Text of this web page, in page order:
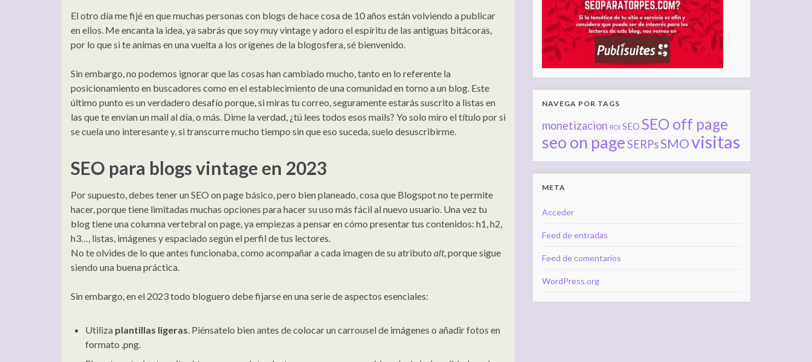
El otro día me fijé en que muchas personas con blogs de hace cosa de 10 años están volviendo a publicar
en ellos. Me encanta la idea, ya sabrás que soy muy vintage y adoro el espíritu de las antiguas bitácoras,
por lo que si te animas en una vuelta a los orígenes de la blogosfera, sé bienvenido.
Sin embargo, no podemos ignorar que las cosas han cambiado mucho, tanto en lo referente la
posicionamiento en buscadores como en el establecimiento de una comunidad en torno a un blog. Este
último punto es un verdadero desafío porque, si miras tu correo, seguramente estarás suscrito a listas en
las que te envían un mail al día, o más. Dime la verdad, ¿tú lees todos esos mails? Yo solo miro el título por si
se cuela uno interesante y, si transcurre mucho tiempo sin que eso suceda, suelo desuscribirme.
SEO para blogs vintage en 2023
Por supuesto, debes tener un SEO on page básico, pero bien planeado, cosa que Blogspot no te permite
hacer, porque tiene limitadas muchas opciones para hacer su uso más fácil al nuevo usuario. Una vez tu
blog tiene una columna vertebral on page, ya empiezas a pensar en cómo presentar tus contenidos: h1, h2,
h3…, listas, imágenes y espaciado según el perfil de tus lectores.
No te olvides de lo que antes funcionaba, como acompañar a cada imagen de su atributo alt, porque sigue
siendo una buena práctica.
Sin embargo, en el 2023 todo bloguero debe fijarse en una serie de aspectos esenciales:
Utiliza plantillas ligeras . Piénsatelo bien antes de colocar un carrousel de imágenes o añadir fotos en
formato .png.
NAVEGA POR TAGS
monetizacion ROI SEO SEO off page
seo on pageSERPsSMOvisitas
META
Acceder
Feed de entradas
Feed de comentarios
WordPress.org